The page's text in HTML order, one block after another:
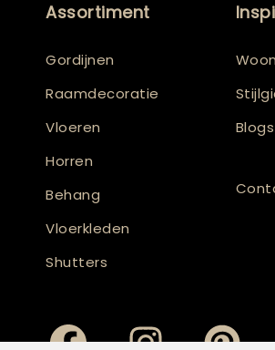
Assortiment
Gordijnen
Raamdecoratie
Vloeren
Horren
Behang
Vloerkleden
Shutters
Blogs